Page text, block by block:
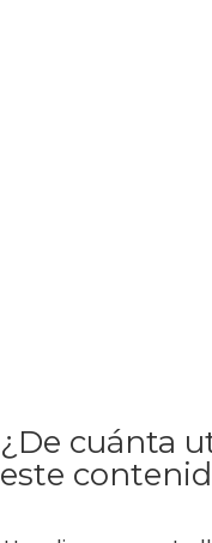
¿De cuánta
este